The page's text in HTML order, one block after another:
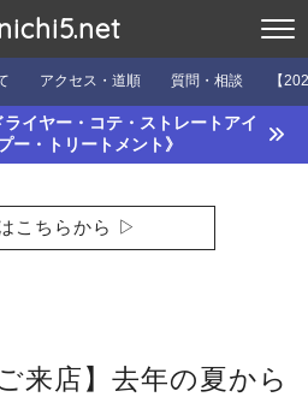
アクセス・道順 質問・相談 【
イヤー・コテ・ストレートアイ
ー・トリートメント》
こちらから ▷
来店】去年の夏から